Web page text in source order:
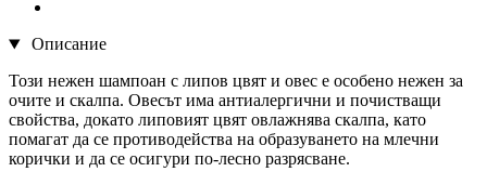
Описание
Този нежен шампоан с липов цвят и овес е особено нежен за
очите и скалпа. Овесът има антиалергични и почистващи
свойства, докато липовият цвят овлажнява скалпа, като
помагат да се противодейства на образуването на млечни
корички и да се осигури по-лесно разрясване.